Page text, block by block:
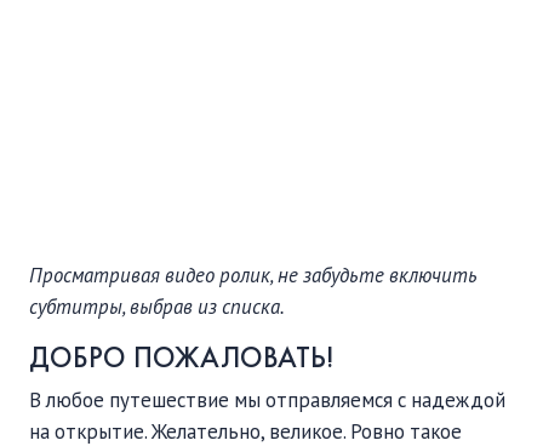
Просматривая видео ролик, не забудьте включить
субтитры, выбрав из списка.
ДОБРО ПОЖАЛОВАТЬ!
В любое путешествие мы отправляемся с надеждой
на открытие. Желательно, великое. Ровно такое